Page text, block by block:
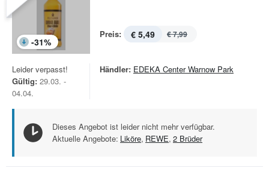
-31%
Preis: € 5,49 € 7,99
Leider verpasst!
Gültig: 29.03. -
04.04.
Händler: EDEKA Center Warnow Park
Dieses Angebot ist leider nicht mehr verfügbar.
Aktuelle Angebote: Liköre, REWE, 2 Brüder